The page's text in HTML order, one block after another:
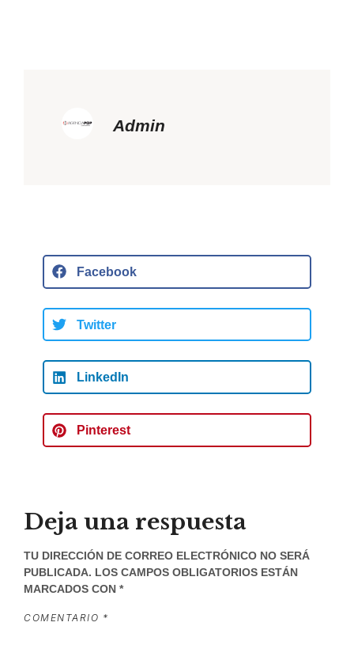
Admin
Facebook
Twitter
LinkedIn
Pinterest
Deja una respuesta
TU DIRECCIÓN DE CORREO ELECTRÓNICO NO SERÁ
PUBLICADA. LOS CAMPOS OBLIGATORIOS ESTÁN
MARCADOS CON *
COMENTARIO *